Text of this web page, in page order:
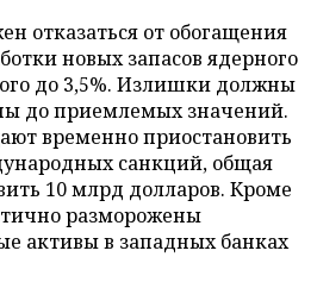
отказаться от обогащения
новых запасов ядерного
до 3,5%. Излишки должны
до приемлемых значений.
временно приостановить
санкций, общая
10 млрд долларов. Кроме
разморожены
активы в западных банках